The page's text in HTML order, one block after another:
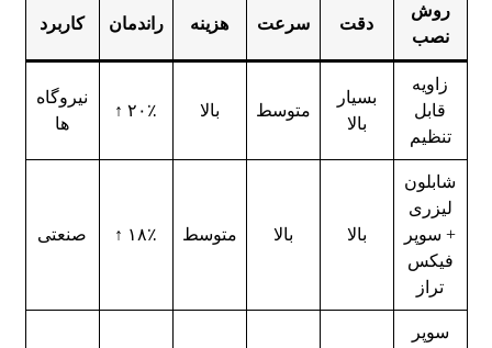
روش
نصب
دقت سرعت هزینه راندمان کاربرد
زاویه
قابل
تنظیم
بسیار
بالا
متوسط بالا ۲۰٪ ↑
نیروگاه‌
ها
شابلون
لیزری
+ سوپر
فیکس
تراز
بالا بالا متوسط ۱۸٪ ↑ صنعتی
سوپر